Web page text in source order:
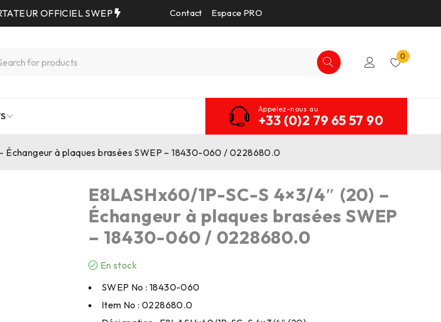
OFFICIEL SWEP Contact Espace PRO
0
Appelez-nous au
+33 (0)2 79 65 57 90
Échangeur à plaques brasées SWEP – 18430-060 / 0228680.0
E8LASHx60/1P-SC-S 4×3/4″ (20) –
Échangeur à plaques brasées SWEP
– 18430-060 / 0228680.0
En stock
SWEP No : 18430-060
Item No : 0228680.0